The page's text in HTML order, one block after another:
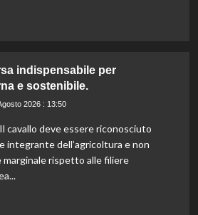
indispensabile per
e sostenibile.
2026 : 13:50
cavallo deve essere riconosciuto
integrante dell’agricoltura e non
marginale rispetto alle filiere